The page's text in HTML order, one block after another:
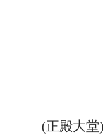
(正殿大堂)